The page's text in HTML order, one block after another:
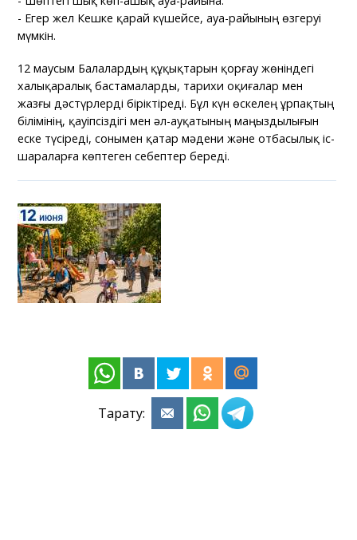
- Егер жел Кешке қарай күшейсе, ауа-райының өзгеруі
мүмкін.
12 маусым Балалардың құқықтарын қорғау жөніндегі
халықаралық бастамаларды, тарихи оқиғалар мен
жазғы дәстүрлерді біріктіреді. Бұл күн өскелең ұрпақтың
білімінің, қауіпсіздігі мен әл-ауқатының маңыздылығын
еске түсіреді, сонымен қатар мәдени және отбасылық іс-
шараларға көптеген себептер береді.
Тарату: